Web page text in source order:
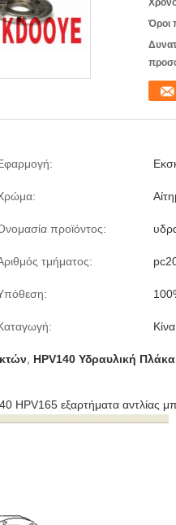
Όροι
προϊόντος:
τμήματος:
Κίνα
HPV140 Υδραυλική
εξαρτήματα αντλίας